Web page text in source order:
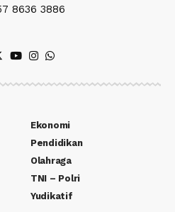
8636 3886
Ekonomi
Pendidikan
Olahraga
TNI – Polri
Yudikatif